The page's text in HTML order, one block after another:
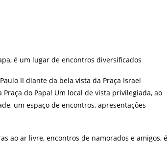
é um lugar de encontros diversificados
II diante da bela vista da Praça Israel
do Papa! Um local de vista privilegiada, ao
um espaço de encontros, apresentações
ao ar livre, encontros de namorados e amigos, é